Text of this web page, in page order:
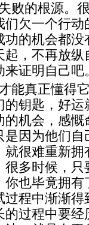
败的根源。
欠一个行动
的机会都没
，不再放纵
来证明自己吧
能真正懂得
钥匙，好运
机会，感慨
因为他们自
就很难重新拥
多时候，只
也毕竟拥有
程中渐渐得
过程中要经